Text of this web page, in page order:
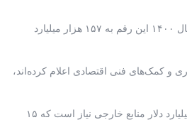
30 هزار میلیارد تومان و در سال ۱۴۰۰ این رقم به ۱۵۷ هزار میلیارد
و کمک‌های فنی اقتصادی اعلام کرده‌اند،
ششم متوسط سالانه به ۳۰ میلیارد دلار منابع خارجی نیاز است که ۱۵